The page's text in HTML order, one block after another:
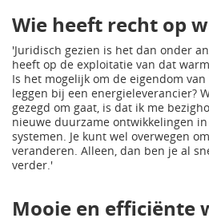
Wie heeft recht op
'Juridisch gezien is het dan onder
heeft op de exploitatie van dat
Is het mogelijk om de eigendom
leggen bij een energieleverancier?
gezegd om gaat, is dat ik me
nieuwe duurzame ontwikkelingen
systemen. Je kunt wel overwegen
veranderen. Alleen, dan ben je al
verder.'
Mooie en efficiënte